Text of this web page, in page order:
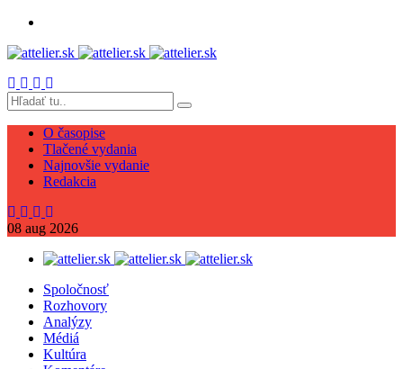
O časopise
Tlačené vydania
Najnovšie vydanie
Redakcia
08 aug 2026
Spoločnosť
Rozhovory
Analýzy
Médiá
Kultúra